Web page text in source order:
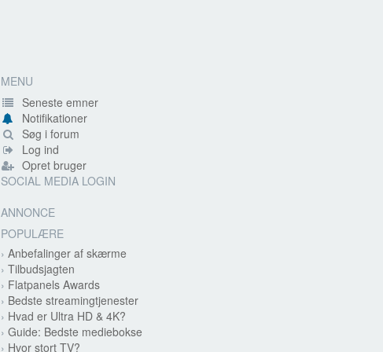
MENU
Seneste emner
Notifikationer
Søg i forum
Log ind
Opret bruger
SOCIAL MEDIA LOGIN
ANNONCE
POPULÆRE
›Anbefalinger af skærme
›Tilbudsjagten
› Flatpanels Awards
› Bedste streamingtjenester
› Hvad er Ultra HD & 4K?
›Guide: Bedste mediebokse
› Hvor stort TV?